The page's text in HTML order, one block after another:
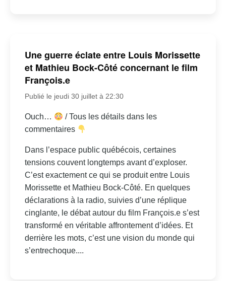
Une guerre éclate entre Louis Morissette
et Mathieu Bock-Côté concernant le film
François.e
Publié le jeudi 30 juillet à 22:30
Ouch…
/ Tous les détails dans les
commentaires
Dans l’espace public québécois, certaines
tensions couvent longtemps avant d’exploser.
C’est exactement ce qui se produit entre Louis
Morissette et Mathieu Bock-Côté. En quelques
déclarations à la radio, suivies d’une réplique
cinglante, le débat autour du film François.e s’est
transformé en véritable affrontement d’idées. Et
derrière les mots, c’est une vision du monde qui
s’entrechoque....